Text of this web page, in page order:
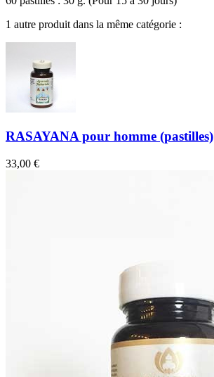
1 autre produit dans la même catégorie :
RASAYANA pour homme (pastilles)
33,00 €